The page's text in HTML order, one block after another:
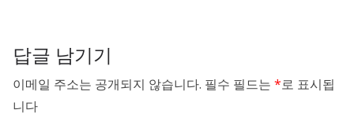
답글 남기기
이메일 주소는 공개되지 않습니다. 필수 필드는 *로 표시됩
니다